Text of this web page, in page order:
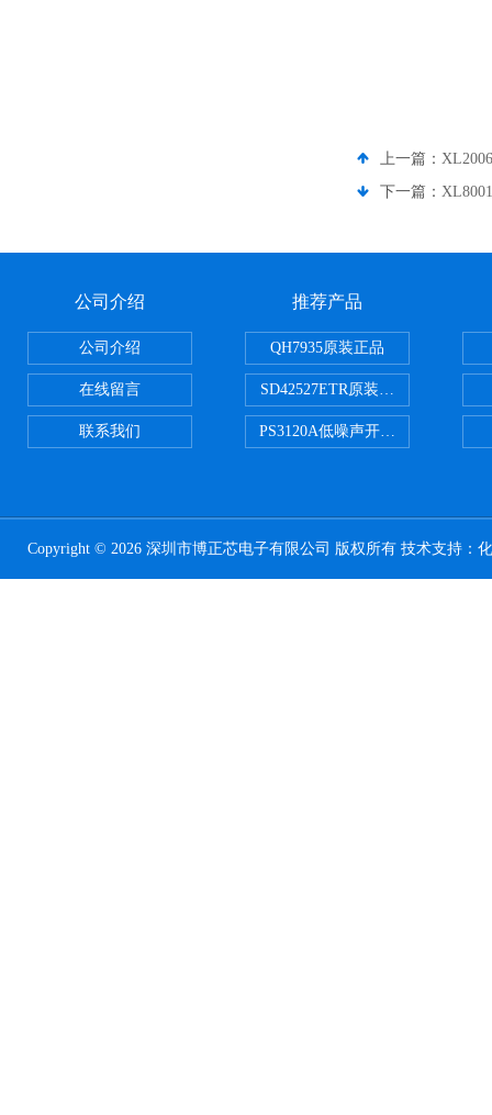
上一篇：
下一篇：
公司介绍
公司介绍
在线留言
联系我们
推荐产品
QH7935原装正品
SD42527ETR原装正品
PS3120A低噪声开关电容器原装正
Copyright © 2026 深圳市博正芯电子有限公司 版权所有 技术支持：